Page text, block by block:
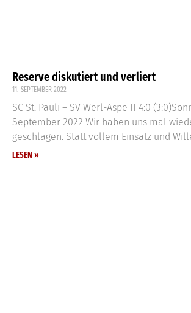
Reserve diskutiert und verliert
11. SEPTEMBER 2022
SC St. Pauli – SV Werl-Aspe II 4:0
September 2022 Wir haben uns mal
geschlagen. Statt vollem Einsatz und
LESEN »